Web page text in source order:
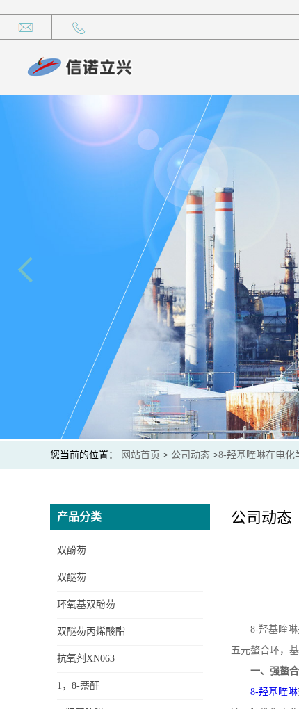
您当前的位置： 网站首页 > 公司动态 >8-羟基喹啉在电化
产品分类
双酚芴
双醚芴
环氧基双酚芴
双醚芴丙烯酸酯
抗氧剂XN063
1，8-萘酐
公司动态
8-羟基喹
五元螯合环，
一、强螯
8-羟基喹啉